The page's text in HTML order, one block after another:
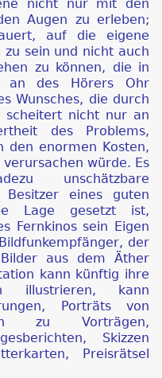
nicht nur mit den
Augen zu erleben;
auf die eigene
zu sein und nicht auch
zu können, die in
an des Hörers Ohr
Wunsches, die durch
scheitert nicht nur an
des Problems,
den enormen Kosten,
würde. Es
unschätzbare
eines guten
Lage gesetzt ist,
Fernkinos sein Eigen
der
aus dem Äther
kann künftig ihre
illustrieren, kann
Porträts von
zu Vorträgen,
Skizzen
Preisrätsel